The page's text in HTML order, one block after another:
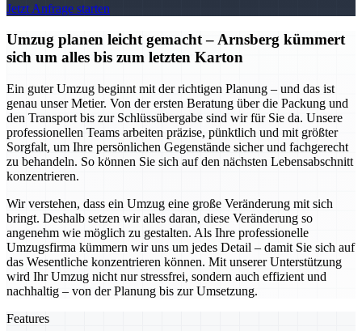
Jetzt Anfrage starten
Umzug planen leicht gemacht – Arnsberg kümmert
sich um alles bis zum letzten Karton
Ein guter Umzug beginnt mit der richtigen Planung – und das ist
genau unser Metier. Von der ersten Beratung über die Packung und
den Transport bis zur Schlüssübergabe sind wir für Sie da. Unsere
professionellen Teams arbeiten präzise, pünktlich und mit größter
Sorgfalt, um Ihre persönlichen Gegenstände sicher und fachgerecht
zu behandeln. So können Sie sich auf den nächsten Lebensabschnitt
konzentrieren.
Wir verstehen, dass ein Umzug eine große Veränderung mit sich
bringt. Deshalb setzen wir alles daran, diese Veränderung so
angenehm wie möglich zu gestalten. Als Ihre professionelle
Umzugsfirma kümmern wir uns um jedes Detail – damit Sie sich auf
das Wesentliche konzentrieren können. Mit unserer Unterstützung
wird Ihr Umzug nicht nur stressfrei, sondern auch effizient und
nachhaltig – von der Planung bis zur Umsetzung.
Features